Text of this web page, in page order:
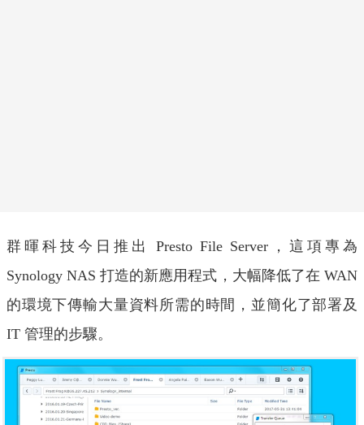
群暉科技今日推出 Presto File Server ，這項專為
Synology NAS打造的新應用程式，大幅降低了在 WAN
的環境下傳輸大量資料所需的時間，並簡化了部署及
IT 管理的步驟。